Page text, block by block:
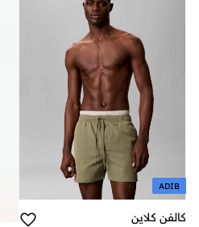
ADIB
كالفن كلاين